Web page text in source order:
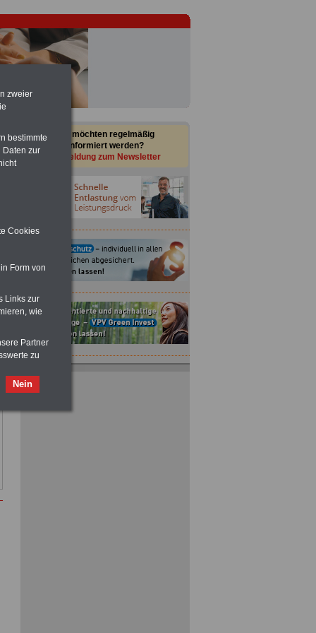
Sie möchten regelmäßig
informiert werden?
Anmeldung zum Newsletter
zweier
bestimmte
Daten zur
Cookies
Form von
Links zur
wie
Partner
zu
Nein